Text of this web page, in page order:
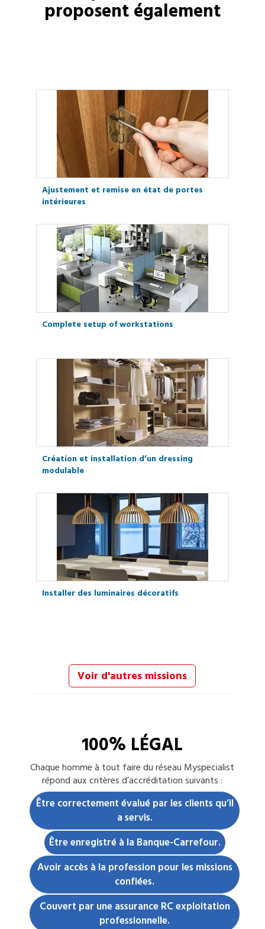
proposent également
Ajustement et remise en état de portes
intérieures
Complete setup of workstations
Création et installation d’un dressing
modulable
Installer des luminaires décoratifs
Voir d'autres missions
100% LÉGAL
Chaquehomme à tout fairedu réseau Myspecialist
répond aux critères d’accréditation suivants :
Être correctement évalué par les clients qu’il
a servis.
Être enregistré à la Banque-Carrefour.
Avoir accès à la profession pour les missions
confiées.
Couvert par une assurance RC exploitation
professionnelle.